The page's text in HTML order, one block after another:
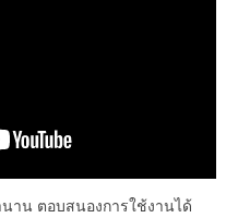
าน ตอบสนองการใช้งานได้